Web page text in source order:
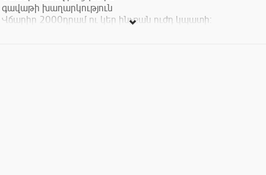
գավաթի խաղարկություն
Վճարիր 2000դրամ ու կեր ինչքան ուժդ կպատի: